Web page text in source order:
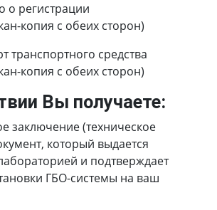
о регистрации
копия с обеих сторон)
транспортного средства
копия с обеих сторон)
Вы получаете:
заключение (техническое
который выдается
и подтверждает
ГБО-системы на ваш